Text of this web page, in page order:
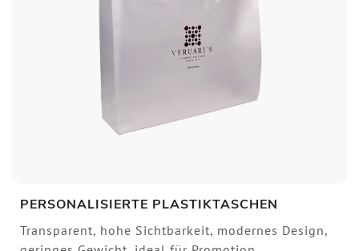
PERSONALISIERTE PLASTIKTASCHEN
Transparent, hohe Sichtbarkeit, modernes Design,